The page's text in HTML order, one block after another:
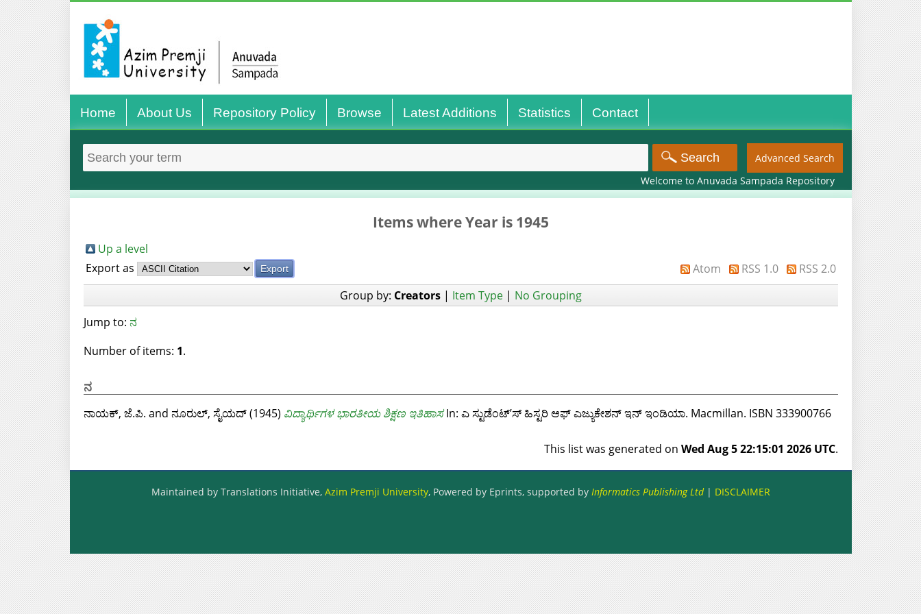
Home About Us Repository Policy Browse Latest Additions Statistics Contact
Advanced Search
Welcome to Anuvada Sampada Repository
Items where Year is 1945
Up a level
Export as
Atom RSS 1.0
RSS 2.0
Group by: Creators| Item Type| No Grouping
Jump to: ನ
Number of items: 1.
ನ
ನಾಯಕ್, ಜೆ.ಪಿ. and ನೂರುಲ್, ಸೈಯದ್(1945) ವಿದ್ಯಾರ್ಥಿಗಳ ಭಾರತೀಯ ಶಿಕ್ಷಣ ಇತಿಹಾಸIn: ಎ ಸ್ಟುಡೆಂಟ್’ಸ್ ಹಿಸ್ಟರಿ ಆಫ್ ಎಜ್ಯುಕೇಶನ್ ಇನ್ ಇಂಡಿಯಾ. Macmillan. ISBN 333900766
This list was generated on Wed Aug 5 22:15:01 2026 UTC.
Maintained by Translations Initiative, Azim Premji University, Powered by Eprints, supported by Informatics Publishing Ltd| DISCLAIMER